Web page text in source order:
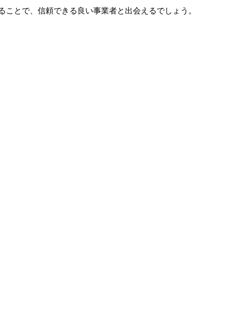
とで、信頼できる良い事業者と出会えるでしょう。